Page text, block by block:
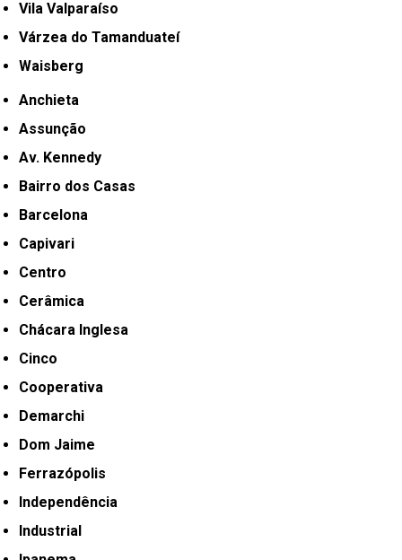
Vila Valparaíso
Várzea do Tamanduateí
Waisberg
Anchieta
Assunção
Av. Kennedy
Bairro dos Casas
Barcelona
Capivari
Centro
Cerâmica
Chácara Inglesa
Cinco
Cooperativa
Demarchi
Dom Jaime
Ferrazópolis
Independência
Industrial